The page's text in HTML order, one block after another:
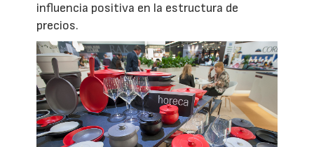
influencia positiva en la estructura de
precios.